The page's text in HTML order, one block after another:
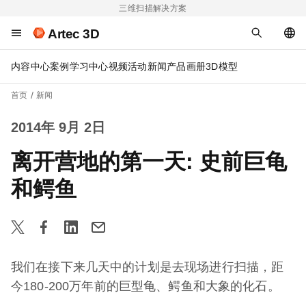
三维扫描解决方案
Artec 3D
内容中心案例 学习中心视频活动新闻产品画册3D模型
首页 新闻
2014年 9月 2日
离开营地的第一天: 史前巨龟
和鳄鱼
我们在接下来几天中的计划是去现场进行扫描，距
今180-200万年前的巨型龟、鳄鱼和大象的化石。